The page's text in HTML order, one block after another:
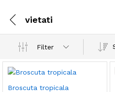
vietati
Filter
Broscuta tropicala